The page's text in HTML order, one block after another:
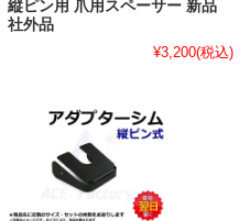
縦ピン用 爪用スペーサー 新品
社外品
¥3,200(税込)